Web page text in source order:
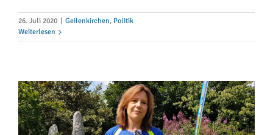
26. Juli 2020 Geilenkirchen, Politik
Weiterlesen